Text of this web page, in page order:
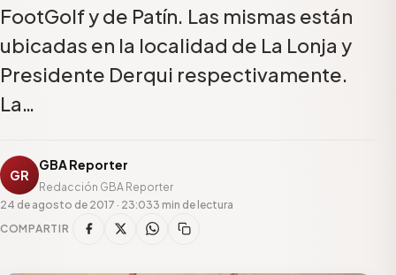
FootGolf y de Patín. Las mismas están
ubicadas en la localidad de La Lonja y
Presidente Derqui respectivamente.
La…
GR
GBA Reporter
Redacción GBA Reporter
24 de agosto de 2017 · 23:033 min de lectura
COMPARTIR